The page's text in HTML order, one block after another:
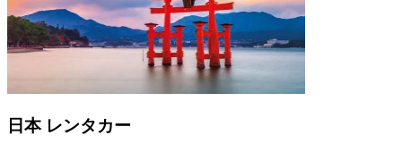
日本 レンタカー